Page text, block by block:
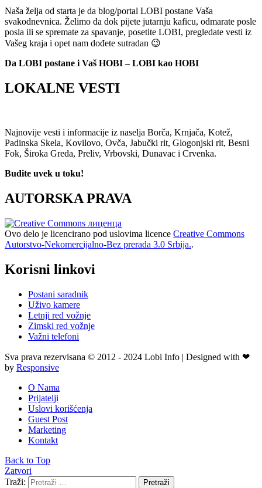
Naša želja od starta je da blog/portal LOBI postane Vaša
svakodnevnica. Želimo da dok pijete jutarnju kaficu, odmarate posle
posla ili se spremate za spavanje, posetite LOBI, pregledate vesti iz
Vašeg kraja i opet nam dođete sutradan 😉
Da LOBI postane i Vaš HOBI – LOBI kao HOBI
LOKALNE VESTI
Najnovije vesti i informacije iz naselja Borča, Krnjača, Kotež,
Padinska Skela, Kovilovo, Ovča, Jabučki rit, Glogonjski rit, Besni
Fok, Široka Greda, Preliv, Vrbovski, Dunavac i Crvenka.
Budite uvek u toku!
AUTORSKA PRAVA
Ovo delo je licencirano pod uslovima licence Creative Commons
Autorstvo-Nekomercijalno-Bez prerada 3.0 Srbija..
Korisni linkovi
Postani saradnik
Uživo kamere
Letnji red vožnje
Zimski red vožnje
Važni telefoni
Sva prava rezervisana © 2012 - 2024 Lobi Info | Designed with ❤
by Responsive
O Nama
Prijatelji
Uslovi korišćenja
Guest Post
Marketing
Kontakt
Back to Top
Zatvori
Traži:
Pretraži